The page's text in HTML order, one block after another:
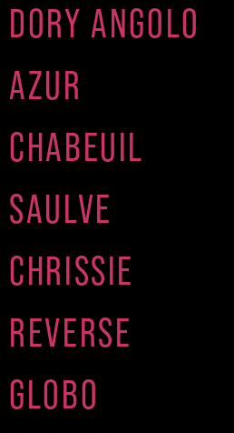
DORY ANGOLO
AZUR
CHABEUIL
SAULVE
CHRISSIE
REVERSE
GLOBO